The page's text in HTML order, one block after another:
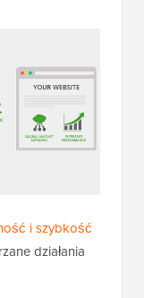
WordPress.
filtruje
im dostęp do
jeszcze